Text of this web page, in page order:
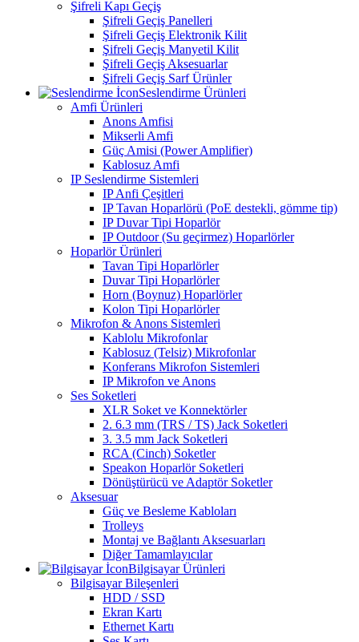
Şifreli Kapı Geçiş
Şifreli Geçiş Panelleri
Şifreli Geçiş Elektronik Kilit
Şifreli Geçiş Manyetil Kilit
Şifreli Geçiş Aksesuarlar
Şifreli Geçiş Sarf Ürünler
Seslendirme Ürünleri
Amfi Ürünleri
Anons Amfisi
Mikserli Amfi
Güç Amisi (Power Amplifier)
Kablosuz Amfi
IP Seslendirme Sistemleri
IP Anfi Çeşitleri
IP Tavan Hoparlörü (PoE destekli, gömme tip)
IP Duvar Tipi Hoparlör
IP Outdoor (Su geçirmez) Hoparlörler
Hoparlör Ürünleri
Tavan Tipi Hoparlörler
Duvar Tipi Hoparlörler
Horn (Boynuz) Hoparlörler
Kolon Tipi Hoparlörler
Mikrofon & Anons Sistemleri
Kablolu Mikrofonlar
Kablosuz (Telsiz) Mikrofonlar
Konferans Mikrofon Sistemleri
IP Mikrofon ve Anons
Ses Soketleri
XLR Soket ve Konnektörler
2. 6.3 mm (TRS / TS) Jack Soketleri
3. 3.5 mm Jack Soketleri
RCA (Cinch) Soketler
Speakon Hoparlör Soketleri
Dönüştürücü ve Adaptör Soketler
Aksesuar
Güç ve Besleme Kabloları
Trolleys
Montaj ve Bağlantı Aksesuarları
Diğer Tamamlayıcılar
Bilgisayar Ürünleri
Bilgisayar Bileşenleri
HDD / SSD
Ekran Kartı
Ethernet Kartı